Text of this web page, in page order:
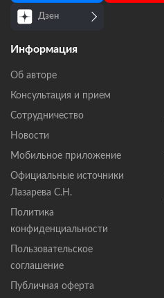
Дзен
Информация
Об авторе
Консультация и прием
Сотрудничество
Новости
Мобильное приложение
Официальные источники
Лазарева С.Н.
Политика
конфиденциальности
Пользовательское
соглашение
Публичная оферта